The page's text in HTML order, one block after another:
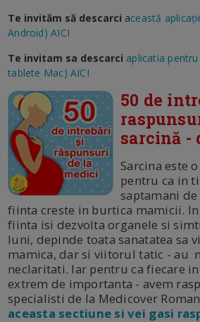
Te invităm să descarci această
Android) AICI
Te invitam sa descarci aplicatia
tablete Mac) AICI
50 de
sarcină -
Sarcina este
pentru ca in
saptamani
fiinta creste in burtica mamicii.
fiinta isi dezvolta organele si
luni, depinde toata sanatatea sa
mamica, dar si viitorul tatic - au
neclaritati. Iar pentru ca fiecare
extrem de importanta - avem
specialisti de la Medicover
aceasta sectiune si vei gasi